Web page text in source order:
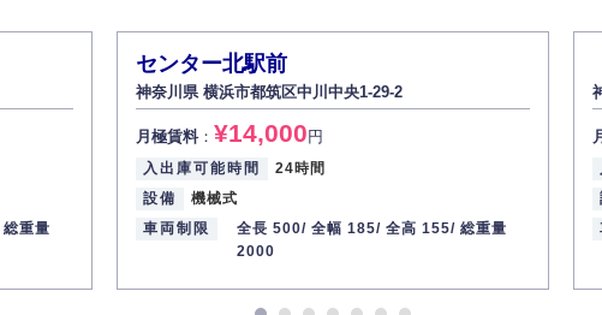
総重量
センター北駅前
神奈川県 横浜市都筑区中川中央1-29-2
月極賃料： ¥14,000円
入出庫可能時間
24時間
設備
機械式
車両制限
全長 500/ 全幅 185/ 全高 155/ 総重量
2000